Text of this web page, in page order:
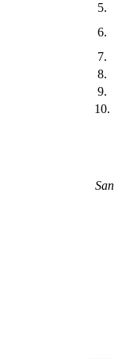
5.
6.
7.
8.
9.
10.